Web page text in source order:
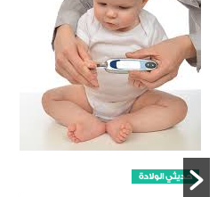
حديثي الولادة